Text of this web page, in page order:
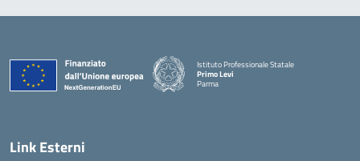
Istituto Professionale Statale
Primo Levi
Parma
Link Esterni